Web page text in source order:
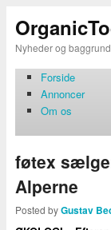
Nyheder og
Forside
Annoncer
Om os
føtex
Alperne
Posted byGustav